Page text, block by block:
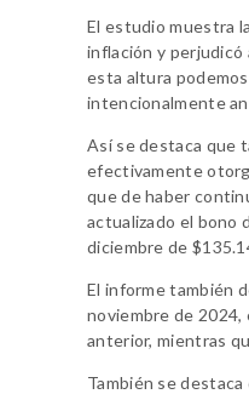
El estudio muestra
inflación y perjudicó
esta altura
intencionalmente
Así se destaca que
efectivamente
que de haber
actualizado el bono
diciembre de
El informe también
noviembre de 2024,
anterior, mientras
También se